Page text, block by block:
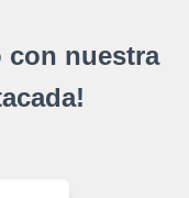
con nuestra